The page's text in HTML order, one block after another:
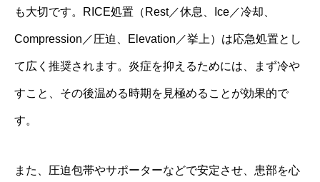
も大切です。RICE処置（Rest／休息、Ice／冷却、
Compression／圧迫、Elevation／挙上）は応急処置とし
て広く推奨されます。炎症を抑えるためには、まず冷や
すこと、その後温める時期を見極めることが効果的で
す。
また、圧迫包帯やサポーターなどで安定させ、患部を心